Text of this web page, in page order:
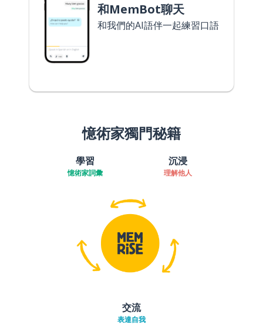
和MemBot聊天
和我們的AI語伴一起練習口語
憶術家獨門秘籍
學習
憶術家詞彙
沉浸
理解他人
交流
表達自我